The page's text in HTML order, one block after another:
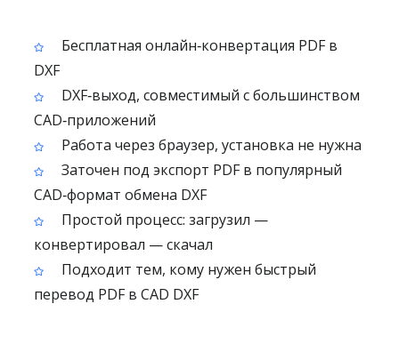
Бесплатная онлайн‑конвертация PDF в
DXF
DXF‑выход, совместимый с большинством
CAD‑приложений
Работа через браузер, установка не нужна
Заточен под экспорт PDF в популярный
CAD‑формат обмена DXF
Простой процесс: загрузил —
конвертировал — скачал
Подходит тем, кому нужен быстрый
перевод PDF в CAD DXF